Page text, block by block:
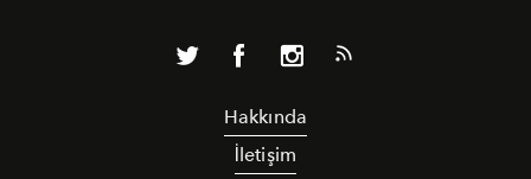
Hakkında
İletişim